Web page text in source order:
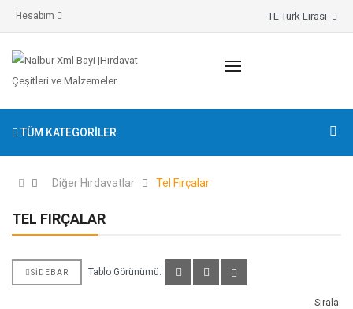
Hesabım
TÜM KATEGORILER
Diğer Hırdavatlar Tel Fırçalar
TEL FIRÇALAR
SIDEBAR Tablo Görünümü:
Sırala: